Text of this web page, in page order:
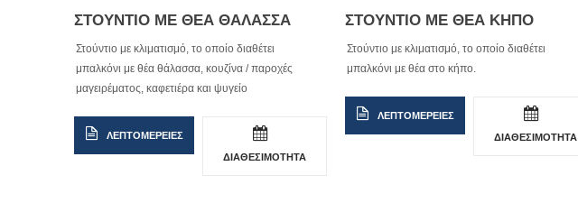
ΣΤΟΥΝΤΙΟ ΜΕ ΘΕΑ ΘΑΛΑΣΣΑ
Στούντιο με κλιματισμό, το οποίο διαθέτει
μπαλκόνι με θέα θάλασσα, κουζίνα / παροχές
μαγειρέματος, καφετιέρα και ψυγείο
ΛΕΠΤΟΜΕΡΕΙΕΣ
ΔΙΑΘΕΣΙΜΟΤΗΤΑ
ΣΤΟΥΝΤΙΟ ΜΕ ΘΕΑ ΚΗΠΟ
Στούντιο με κλιματισμό, το οποίο διαθέτει
μπαλκόνι με θέα στο κήπο.
ΛΕΠΤΟΜΕΡΕΙΕΣ
ΔΙΑΘΕΣΙΜΟΤΗΤΑ